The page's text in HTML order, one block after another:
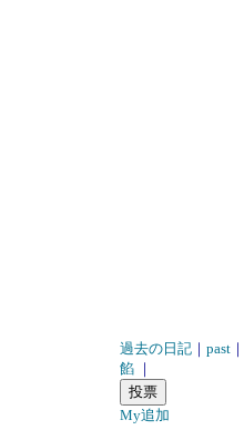
過去の日記｜ past｜
餡｜
My追加